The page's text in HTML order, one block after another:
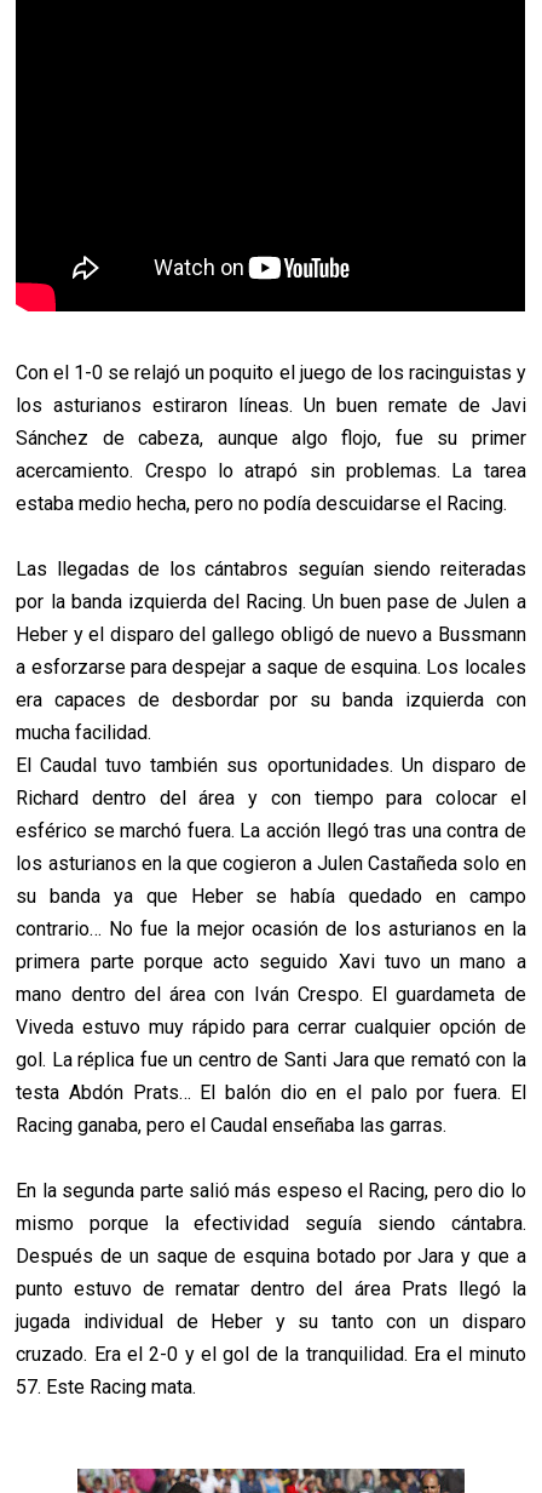
Con el 1-0 se relajó un poquito el juego de los racinguistas y
los asturianos estiraron líneas. Un buen remate de Javi
Sánchez de cabeza, aunque algo flojo, fue su primer
acercamiento. Crespo lo atrapó sin problemas. La tarea
estaba medio hecha, pero no podía descuidarse el Racing.
Las llegadas de los cántabros seguían siendo reiteradas
por la banda izquierda del Racing. Un buen pase de Julen a
Heber y el disparo del gallego obligó de nuevo a Bussmann
a esforzarse para despejar a saque de esquina. Los locales
era capaces de desbordar por su banda izquierda con
mucha facilidad.
El Caudal tuvo también sus oportunidades. Un disparo de
Richard dentro del área y con tiempo para colocar el
esférico se marchó fuera. La acción llegó tras una contra de
los asturianos en la que cogieron a Julen Castañeda solo en
su banda ya que Heber se había quedado en campo
contrario… No fue la mejor ocasión de los asturianos en la
primera parte porque acto seguido Xavi tuvo un mano a
mano dentro del área con Iván Crespo. El guardameta de
Viveda estuvo muy rápido para cerrar cualquier opción de
gol. La réplica fue un centro de Santi Jara que remató con la
testa Abdón Prats… El balón dio en el palo por fuera. El
Racing ganaba, pero el Caudal enseñaba las garras.
En la segunda parte salió más espeso el Racing, pero dio lo
mismo porque la efectividad seguía siendo cántabra.
Después de un saque de esquina botado por Jara y que a
punto estuvo de rematar dentro del área Prats llegó la
jugada individual de Heber y su tanto con un disparo
cruzado. Era el 2-0 y el gol de la tranquilidad. Era el minuto
57. Este Racing mata.